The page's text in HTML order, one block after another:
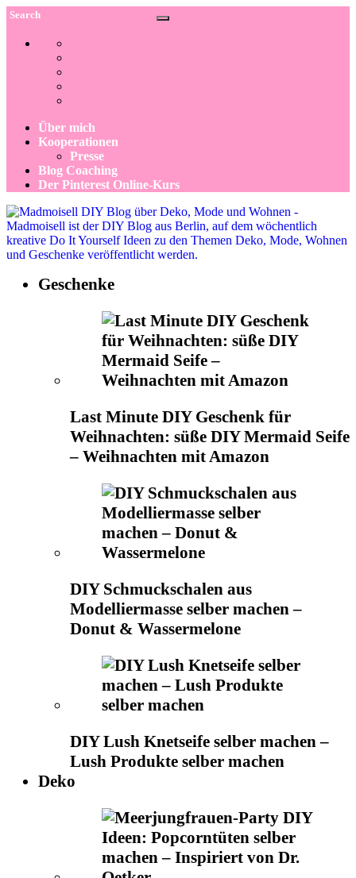
Über mich
Kooperationen
Presse
Blog Coaching
Der Pinterest Online-Kurs
Geschenke
Last Minute DIY Geschenk für
Weihnachten: süße DIY Mermaid Seife
– Weihnachten mit Amazon
DIY Schmuckschalen aus
Modelliermasse selber machen –
Donut & Wassermelone
DIY Lush Knetseife selber machen –
Lush Produkte selber machen
Deko